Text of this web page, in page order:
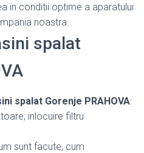
in conditii optime a aparatului
noastra.
spalat
spalat Gorenje PRAHOVA:
inlocuire filtru
sunt facute, cum